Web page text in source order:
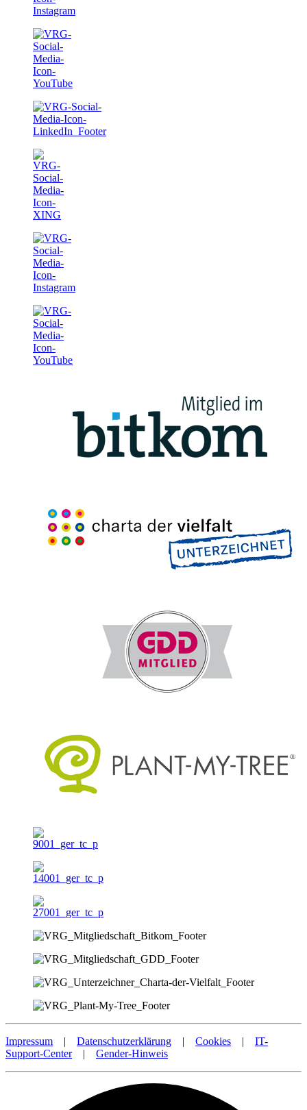
Impressum | Datenschutzerklärung | Cookies | IT-
Support-Center| Gender-Hinweis